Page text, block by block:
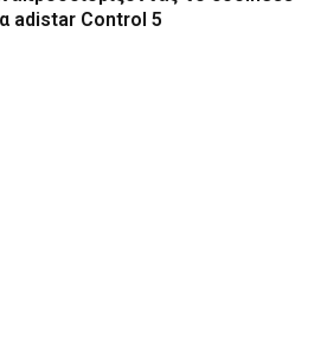
adistar Control 5